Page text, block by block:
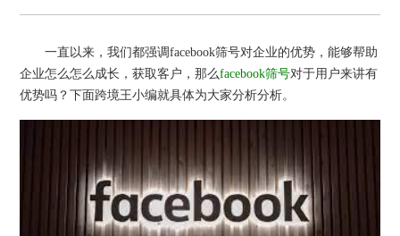
一直以来，我们都强调facebook筛号对企业的优势，能够帮助
企业怎么怎么成长，获取客户，那么facebook筛号对于用户来讲有
优势吗？下面跨境王小编就具体为大家分析分析。